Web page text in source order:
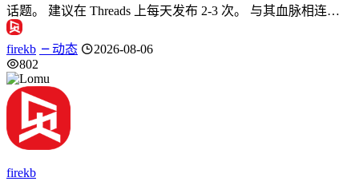
话题。 建议在 Threads 上每天发布 2-3 次。 与其血脉相连…
firekb 动态
2026-08-06
802
firekb